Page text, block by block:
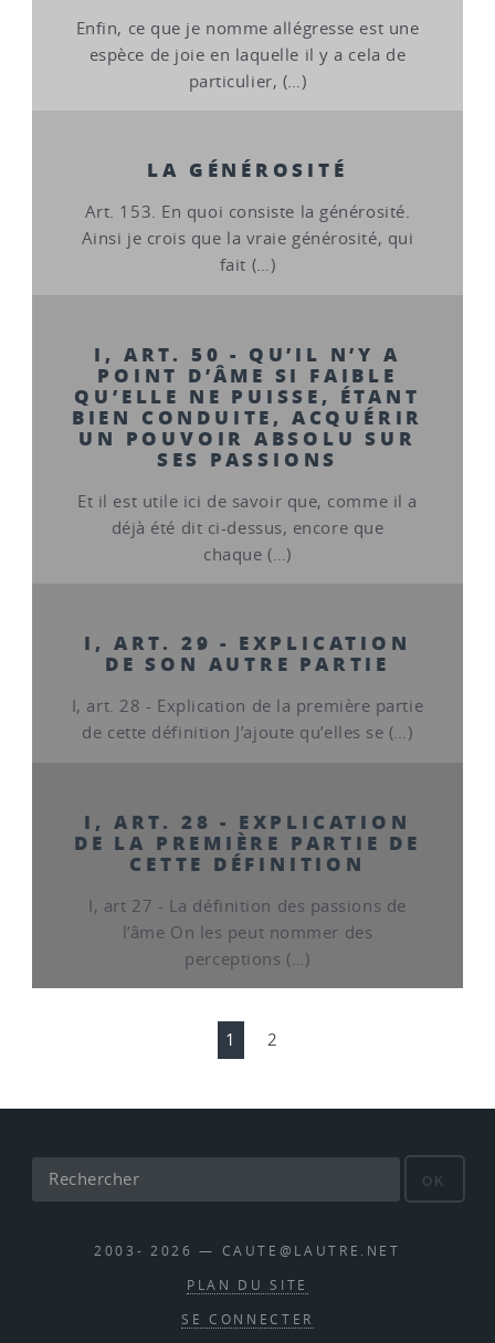
Enfin, ce que je nomme allégresse est une
espèce de joie en laquelle il y a cela de
particulier, (…)
LA GÉNÉROSITÉ
Art. 153. En quoi consiste la générosité.
Ainsi je crois que la vraie générosité, qui
fait (…)
I, ART. 50 - QU’IL N’Y A
POINT D’ÂME SI FAIBLE
QU’ELLE NE PUISSE, ÉTANT
BIEN CONDUITE, ACQUÉRIR
UN POUVOIR ABSOLU SUR
SES PASSIONS
Et il est utile ici de savoir que, comme il a
déjà été dit ci-dessus, encore que
chaque (…)
I, ART. 29 - EXPLICATION
DE SON AUTRE PARTIE
I, art. 28 - Explication de la première partie
de cette définition J’ajoute qu’elles se (…)
I, ART. 28 - EXPLICATION
DE LA PREMIÈRE PARTIE DE
CETTE DÉFINITION
I, art 27 - La définition des passions de
l’âme On les peut nommer des
perceptions (…)
1 2
OK
2003- 2026 — CAUTE@LAUTRE.NET
PLAN DU SITE
SE CONNECTER